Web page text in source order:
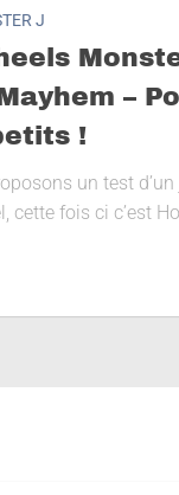
J
–
!
un test
cette fois ci c’est